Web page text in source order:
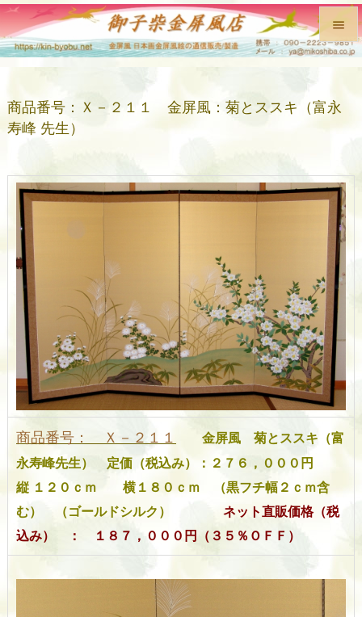



前へ

検索
商品番号：Ｘ－２１１ 金屏風：菊とススキ（富永
寿峰 先生）
商品番号： Ｘ－２１１
金屏風 菊とススキ（富
永寿峰先生） 定価（税込み）：２７６，０００円
縦 １２０ｃｍ 横１８０ｃｍ （黒フチ幅２ｃｍ含
む） （ゴールドシルク）
ネット直販価格（税
込み） ： １８７，０００円（３５％ＯＦＦ）